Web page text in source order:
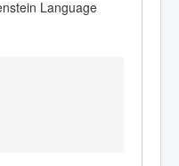
Language